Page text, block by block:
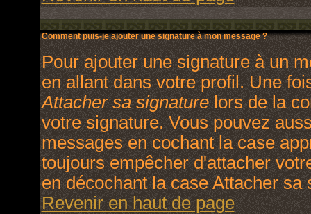
Comment puis-je ajouter une signature à mon message ?
Pour ajouter une signature à un
en allant dans votre profil. Une
Attacher sa signaturelors de la
votre signature. Vous pouvez
messages en cochant la case
toujours empêcher d'attacher
en décochant la case Attacher
Revenir en haut de page